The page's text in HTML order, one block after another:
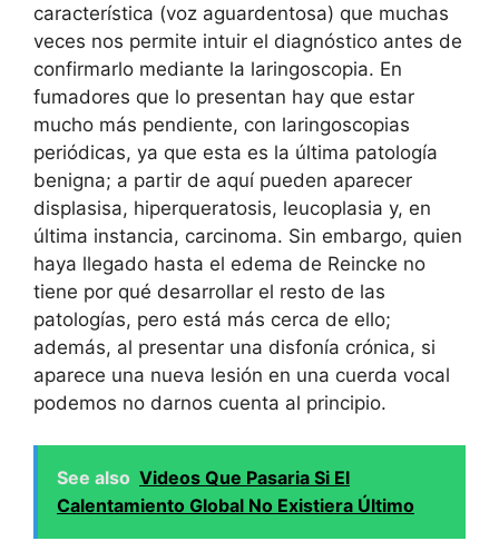
característica (voz aguardentosa) que muchas
veces nos permite intuir el diagnóstico antes de
confirmarlo mediante la laringoscopia. En
fumadores que lo presentan hay que estar
mucho más pendiente, con laringoscopias
periódicas, ya que esta es la última patología
benigna; a partir de aquí pueden aparecer
displasisa, hiperqueratosis, leucoplasia y, en
última instancia, carcinoma. Sin embargo, quien
haya llegado hasta el edema de Reincke no
tiene por qué desarrollar el resto de las
patologías, pero está más cerca de ello;
además, al presentar una disfonía crónica, si
aparece una nueva lesión en una cuerda vocal
podemos no darnos cuenta al principio.
See also Videos Que Pasaria Si El
Calentamiento Global No Existiera Último